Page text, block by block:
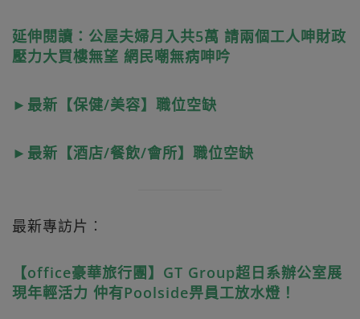
延伸閱讀：公屋夫婦月入共5萬 請兩個工人呻財政
壓力大買樓無望 網民嘲無病呻吟
►最新【保健/美容】職位空缺
►最新【酒店/餐飲/會所】職位空缺
最新專訪片︰
【office豪華旅行團】GT Group超日系辦公室展
現年輕活力 仲有Poolside畀員工放水燈！